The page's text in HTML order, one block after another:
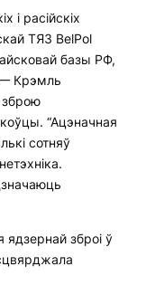
і расійскіх
ТЯЗ BelPol
базы РФ,
Крэмль
зброю
“Ацэначная
сотняў
зброі ў